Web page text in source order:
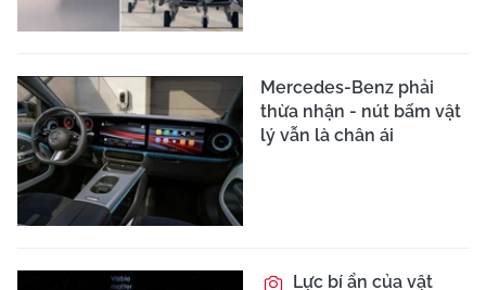
Mercedes-Benz phải
thừa nhận - nút bấm vật
lý vẫn là chân ái
Lực bí ẩn của vật